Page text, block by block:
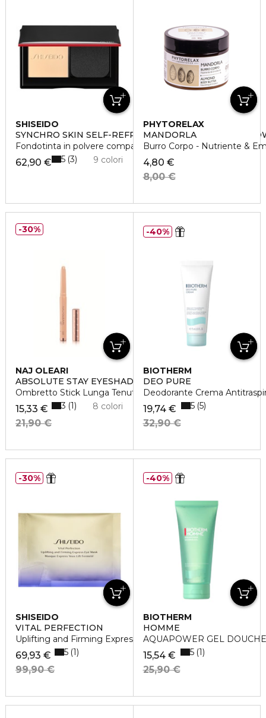
SHISEIDO
SYNCHRO SKIN SELF-REFRESHING CUSTOM FINISH
Fondotinta in polvere compatta
62,90 € 9 colori
5 3
PHYTORELAX
MANDORLA
Burro Corpo - Nutriente &
4,80 €
8,00 €
NAJ OLEARI
ABSOLUTE STAY EYESHADOW
Ombretto Stick Lunga Tenuta
15,33 €
21,90 €
8 colori
3 1
30%
BIOTHERM
DEO PURE
Deodorante Crema
19,74 €
32,90 €
5 5
40%
SHISEIDO
VITAL PERFECTION
Uplifting and Firming Express Eye Mask
69,93 €
99,90 €
5 1
30%
BIOTHERM
HOMME
AQUAPOWER GEL DOUCHE
15,54 €
25,90 €
5 1
40%